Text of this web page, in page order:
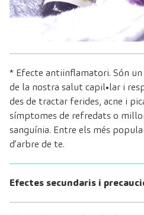
* Efecte antiinflamatori. Són
de la nostra salut capil•lar i
des de tractar ferides, acne i
símptomes de refredats o
sanguínia. Entre els més
d’arbre de te.
Efectes secundaris i